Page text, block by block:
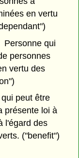
en vertu
Personne qui
personnes
vertu des
peut être
présente loi à
l'égard des
("benefit")